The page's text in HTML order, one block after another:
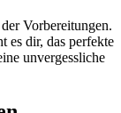
Vorbereitungen.
es dir, das perfekte
unvergessliche